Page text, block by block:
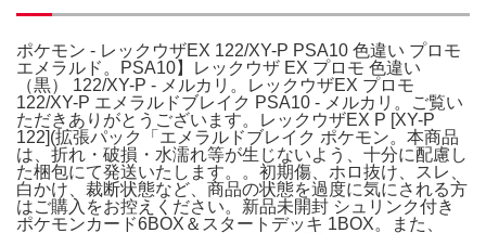
ポケモン - レックウザEX 122/XY-P PSA10 色違い プロモ
エメラルド。PSA10】レックウザ EX プロモ 色違い
（黒） 122/XY-P - メルカリ。レックウザEX プロモ
122/XY-P エメラルドブレイク PSA10 - メルカリ。ご覧い
ただきありがとうございます。レックウザEX P [XY-P
122](拡張パック「エメラルドブレイク ポケモン。本商品
は、折れ・破損・水濡れ等が生じないよう、十分に配慮し
た梱包にて発送いたします。。初期傷、ホロ抜け、スレ、
白かけ、裁断状態など、商品の状態を過度に気にされる方
はご購入をお控えください。新品未開封 シュリンク付き
ポケモンカード6BOX＆スタートデッキ 1BOX。また、